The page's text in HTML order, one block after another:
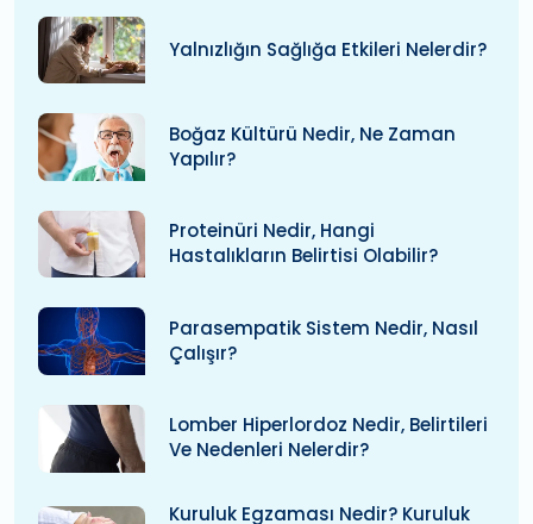
Yalnızlığın Sağlığa Etkileri Nelerdir?
Boğaz Kültürü Nedir, Ne Zaman
Yapılır?
Proteinüri Nedir, Hangi
Hastalıkların Belirtisi Olabilir?
Parasempatik Sistem Nedir, Nasıl
Çalışır?
Lomber Hiperlordoz Nedir, Belirtileri
Ve Nedenleri Nelerdir?
Kuruluk Egzaması Nedir? Kuruluk